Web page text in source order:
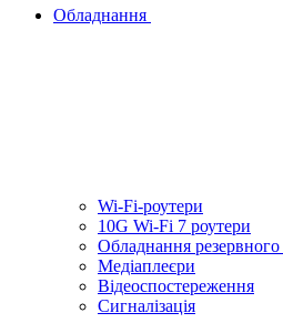
Обладнання
Wi-Fi-роутери
10G Wi-Fi 7 роутери
Обладнання
Медiаплеєри
Відеоспостереження
Сигналізація